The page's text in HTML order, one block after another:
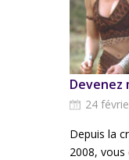
Devenez
24
Depuis la
2008, vous